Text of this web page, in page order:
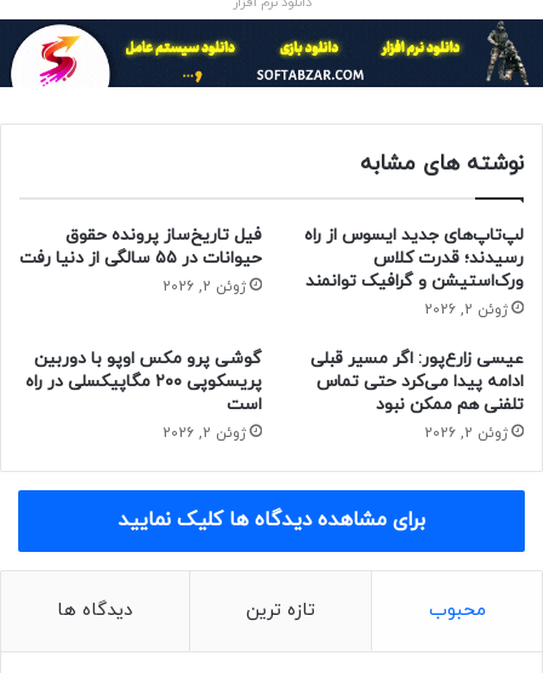
نوشته های مشابه
لپ‌تاپ‌های جدید ایسوس از راه
رسیدند؛ قدرت کلاس
ورک‌استیشن و گرافیک توانمند
ژوئن 2, 2026
فیل تاریخ‌ساز پرونده حقوق
حیوانات در ۵۵ سالگی از دنیا رفت
ژوئن 2, 2026
عیسی زارع‌پور: اگر مسیر قبلی
ادامه پیدا می‌کرد حتی تماس
تلفنی هم ممکن نبود
ژوئن 2, 2026
گوشی پرو مکس اوپو با دوربین
پریسکوپی ۲۰۰ مگاپیکسلی در راه
است
ژوئن 2, 2026
برای مشاهده دیدگاه ها کلیک نمایید
محبوب تازه ترین دیدگاه ها